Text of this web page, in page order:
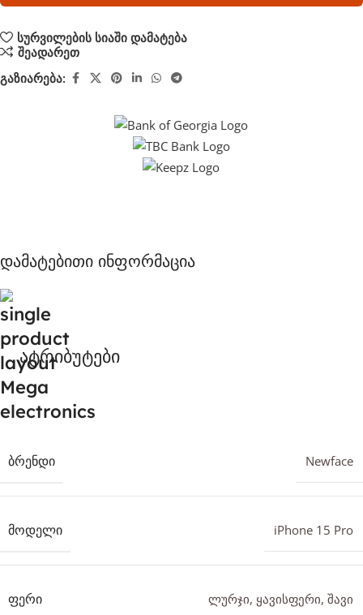
სურვილების სიაში დამატება
შეადარეთ
გაზიარება:
დამატებითი ინფორმაცია
ატრიბუტები
ᲑᲠᲔᲜᲓᲘ Newface
ᲛᲝᲓᲔᲚᲘ iPhone 15 Pro
ᲤᲔᲠᲘ ლურჯი, ყავისფერი, შავი